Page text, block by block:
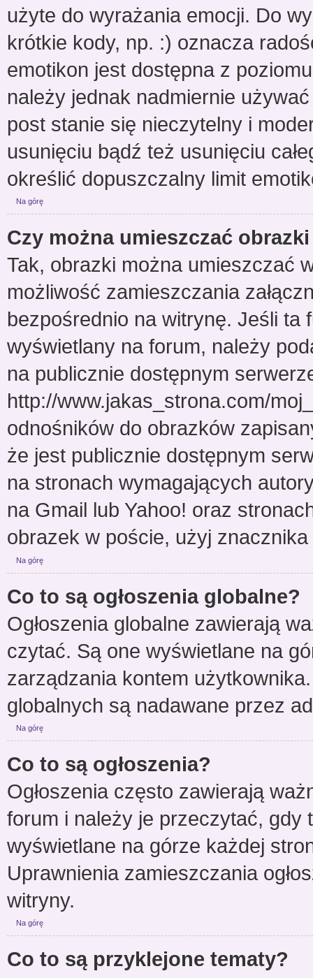
użyte do wyrażania emocji. Do
krótkie kody, np. :) oznacza
emotikon jest dostępna z
należy jednak nadmiernie
post stanie się nieczytelny i
usunięciu bądź też usunięciu
określić dopuszczalny limit
Na górę
Czy można umieszczać
Tak, obrazki można umieszczać
możliwość zamieszczania
bezpośrednio na witrynę. Jeśli ta
wyświetlany na forum, należy
na publicznie dostępnym
http://www.jakas_strona.com/
odnośników do obrazków
że jest publicznie dostępnym
na stronach wymagających
na Gmail lub Yahoo! oraz
obrazek w poście, użyj
Na górę
Co to są ogłoszenia globalne?
Ogłoszenia globalne zawierają
czytać. Są one wyświetlane na
zarządzania kontem
globalnych są nadawane przez
Na górę
Co to są ogłoszenia?
Ogłoszenia często zawierają
forum i należy je przeczytać, gdy
wyświetlane na górze każdej
Uprawnienia zamieszczania
witryny.
Na górę
Co to są przyklejone tematy?